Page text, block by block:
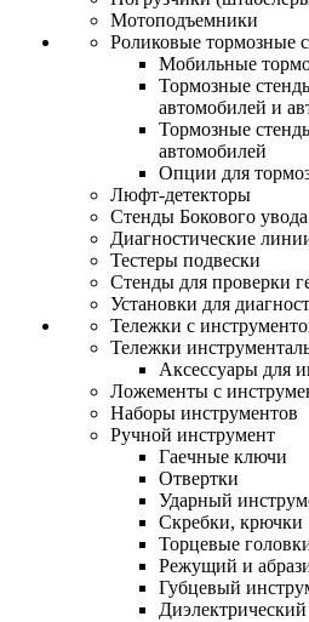
Мотоподъемники
Роликовые тормозные
Мобильные
Тормозные
автомобилей и
Тормозные
автомобилей
Опции для
Люфт-детекторы
Стенды Бокового увода
Диагностические
Тестеры подвески
Стенды для проверки
Установки для
Тележки с
Тележки
Аксессуары для
Ложементы с
Наборы инструментов
Ручной инструмент
Гаечные ключи
Отвертки
Ударный
Скребки, крючки
Торцевые
Режущий и
Губцевый